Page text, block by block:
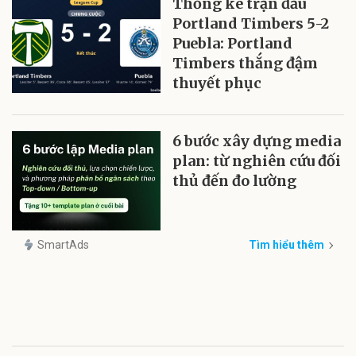
Thống kê trận đấu
Portland Timbers 5-2
Puebla: Portland
Timbers thắng đậm
thuyết phục
6 bước xây dựng media
plan: từ nghiên cứu đối
thủ đến đo lường
SmartAds Tìm hiểu thêm